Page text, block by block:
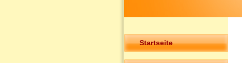
Startseite